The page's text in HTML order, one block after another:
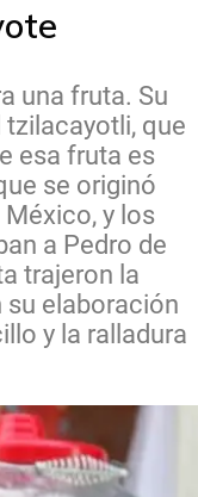
una fruta. Su
que
esa fruta es
se originó
y los
a Pedro de
trajeron la
su elaboración
y la ralladura